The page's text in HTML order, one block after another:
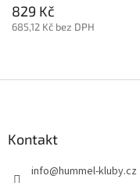
829 Kč
685,12 Kč bez DPH
Kontakt
info@hummel-kluby.cz